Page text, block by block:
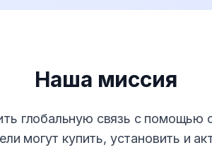
Наша миссия
глобальную связь с помощью
могут купить, установить и